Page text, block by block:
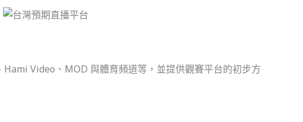
Video、MOD 與體育頻道等，並提供觀賽平台的初步方